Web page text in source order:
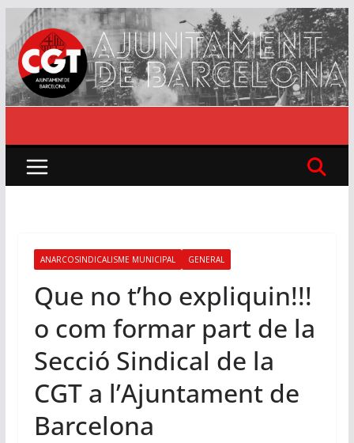
Skip
to
content
ANARCOSINDICALISME MUNICIPAL GENERAL
Que no t’ho expliquin!!!
o com formar part de la
Secció Sindical de la
CGT a l’Ajuntament de
Barcelona